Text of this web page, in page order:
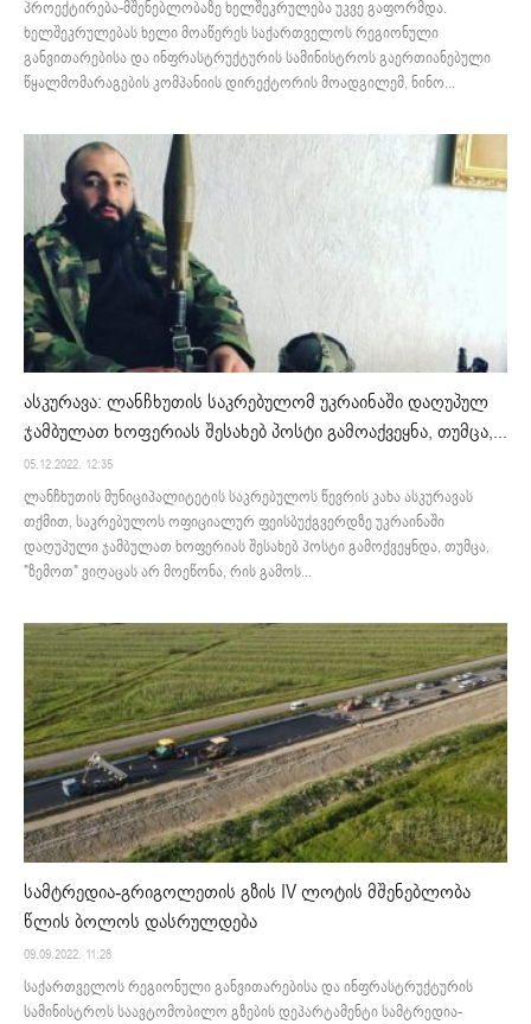
პროექტირება-მშენებლობაზე ხელშეკრულება უკვე გაფორმდა.
ხელშეკრულებას ხელი მოაწერეს საქართველოს რეგიონული
განვითარებისა და ინფრასტრუქტურის სამინისტროს გაერთიანებული
წყალმომარაგების კომპანიის დირექტორის მოადგილემ, ნინო...
ასკურავა: ლანჩხუთის საკრებულომ უკრაინაში დაღუპულ
ჯამბულათ ხოფერიას შესახებ პოსტი გამოაქვეყნა, თუმცა,...
05.12.2022. 12:35
ლანჩხუთის მუნიციპალიტეტის საკრებულოს წევრის კახა ასკურავას
თქმით, საკრებულოს ოფიციალურ ფეისბუქგვერდზე უკრაინაში
დაღუპული ჯამბულათ ხოფერიას შესახებ პოსტი გამოქვეყნდა, თუმცა,
"ზემოთ" ვიღაცას არ მოეწონა, რის გამოს...
სამტრედია-გრიგოლეთის გზის IV ლოტის მშენებლობა
წლის ბოლოს დასრულდება
09.09.2022. 11:28
საქართველოს რეგიონული განვითარებისა და ინფრასტრუქტურის
სამინისტროს საავტომობილო გზების დეპარტამენტი სამტრედია-